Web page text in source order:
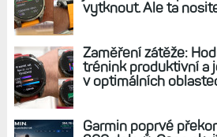
Názor: Vyplatí se nosit
Tři měsíce s Whoopem na
lepší Venu X1?